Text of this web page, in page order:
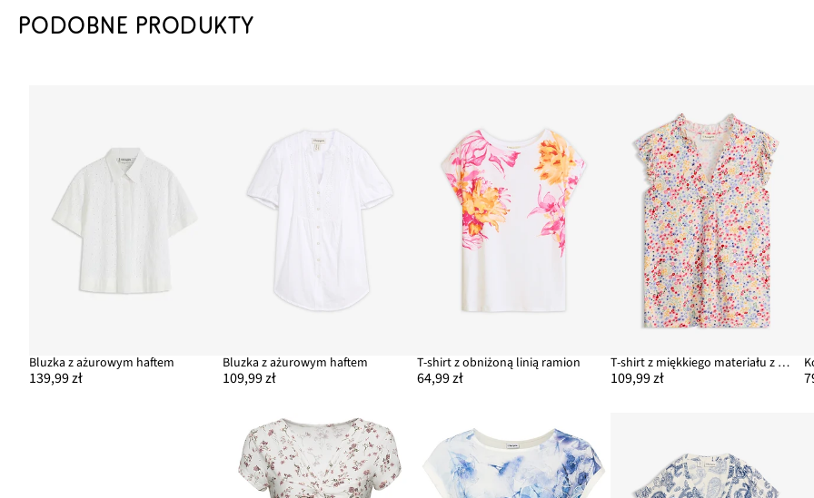
PODOBNE PRODUKTY
Bluzka z ażurowym haftem
139,99 zł
Bluzka z ażurowym haftem
109,99 zł
T-shirt z obniżoną linią ramion
64,99 zł
T-shirt z miękkiego materiału z domieszką wiskozy
109,99 zł